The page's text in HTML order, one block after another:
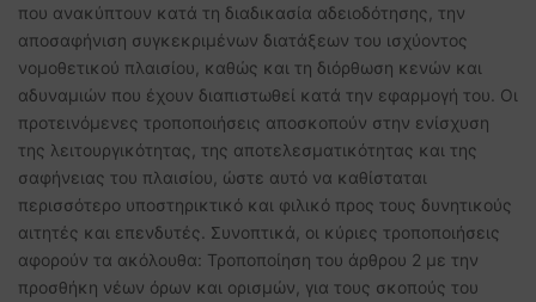
που ανακύπτουν κατά τη διαδικασία αδειοδότησης, την
αποσαφήνιση συγκεκριμένων διατάξεων του ισχύοντος
νομοθετικού πλαισίου, καθώς και τη διόρθωση κενών και
αδυναμιών που έχουν διαπιστωθεί κατά την εφαρμογή του. Οι
προτεινόμενες τροποποιήσεις αποσκοπούν στην ενίσχυση
της λειτουργικότητας, της αποτελεσματικότητας και της
σαφήνειας του πλαισίου, ώστε αυτό να καθίσταται
περισσότερο υποστηρικτικό και φιλικό προς τους δυνητικούς
αιτητές και επενδυτές. Συνοπτικά, οι κύριες τροποποιήσεις
αφορούν τα ακόλουθα: Τροποποίηση του άρθρου 2 με την
προσθήκη νέων όρων και ορισμών, για τους σκοπούς του